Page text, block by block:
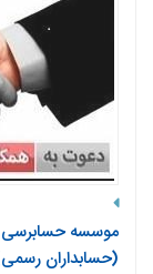
موسسه حسابرسی
(حسابداران